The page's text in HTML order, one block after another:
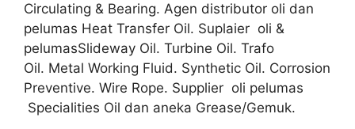
Circulating & Bearing. Agen distributor oli dan
pelumas Heat Transfer Oil. Suplaier oli &
pelumasSlideway Oil. Turbine Oil. Trafo
Oil. Metal Working Fluid. Synthetic Oil. Corrosion
Preventive. Wire Rope. Supplier oli pelumas
Specialities Oil dan aneka Grease/Gemuk.